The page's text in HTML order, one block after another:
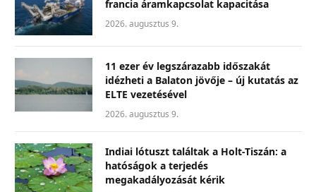
francia áramkapcsolat kapacitása
2026. augusztus 9.
11 ezer év legszárazabb időszakát
idézheti a Balaton jövője – új kutatás az
ELTE vezetésével
2026. augusztus 9.
Indiai lótuszt találtak a Holt-Tiszán: a
hatóságok a terjedés
megakadályozását kérik